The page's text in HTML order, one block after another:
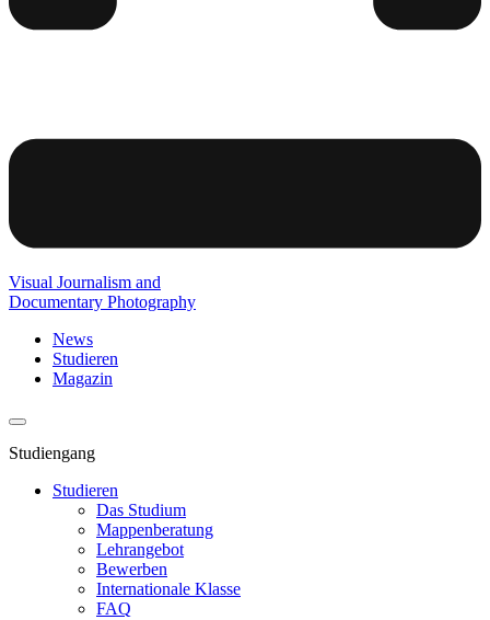
Visual Journalism and
Documentary Photography
News
Studieren
Magazin
Studiengang
Studieren
Das Studium
Mappenberatung
Lehrangebot
Bewerben
Internationale Klasse
FAQ